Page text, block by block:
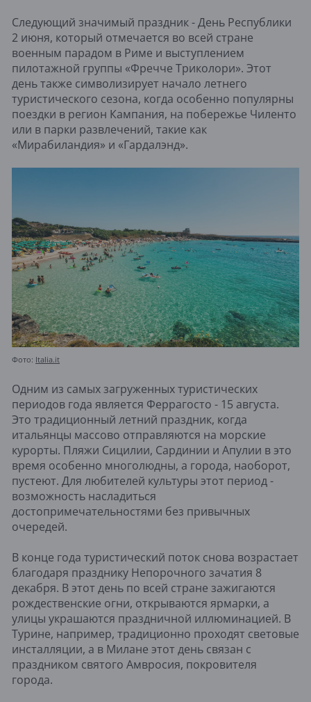
Следующий значимый праздник - День Республики
2 июня, который отмечается во всей стране
военным парадом в Риме и выступлением
пилотажной группы «Фречче Триколори». Этот
день также символизирует начало летнего
туристического сезона, когда особенно популярны
поездки в регион Кампания, на побережье Чиленто
или в парки развлечений, такие как
«Мирабиландия» и «Гардалэнд».
Фото: Italia.it
Одним из самых загруженных туристических
периодов года является Феррагосто - 15 августа.
Это традиционный летний праздник, когда
итальянцы массово отправляются на морские
курорты. Пляжи Сицилии, Сардинии и Апулии в это
время особенно многолюдны, а города, наоборот,
пустеют. Для любителей культуры этот период -
возможность насладиться
достопримечательностями без привычных
очередей.
В конце года туристический поток снова возрастает
благодаря празднику Непорочного зачатия 8
декабря. В этот день по всей стране зажигаются
рождественские огни, открываются ярмарки, а
улицы украшаются праздничной иллюминацией. В
Турине, например, традиционно проходят световые
инсталляции, а в Милане этот день связан с
праздником святого Амвросия, покровителя
города.